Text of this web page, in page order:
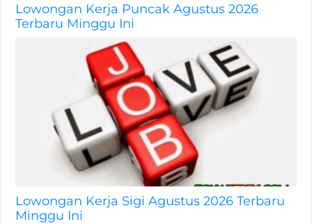
Lowongan Kerja Puncak Agustus 2026
Terbaru Minggu Ini
Lowongan Kerja Sigi Agustus 2026 Terbaru
Minggu Ini